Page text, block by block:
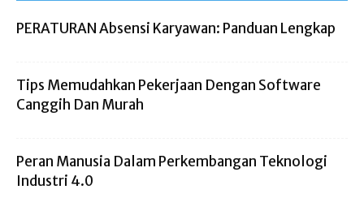
PERATURAN Absensi Karyawan: Panduan Lengkap
Tips Memudahkan Pekerjaan Dengan Software
Canggih Dan Murah
Peran Manusia Dalam Perkembangan Teknologi
Industri 4.0